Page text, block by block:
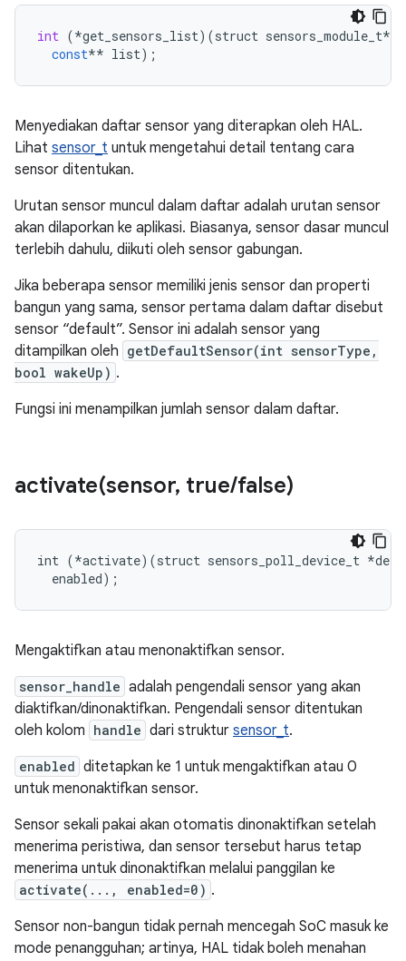
int (*get_sensors_list)(struct sensors_module_t*
const** list);
Menyediakan daftar sensor yang diterapkan oleh HAL.
Lihat sensor_t untuk mengetahui detail tentang cara
sensor ditentukan.
Urutan sensor muncul dalam daftar adalah urutan sensor
akan dilaporkan ke aplikasi. Biasanya, sensor dasar muncul
terlebih dahulu, diikuti oleh sensor gabungan.
Jika beberapa sensor memiliki jenis sensor dan properti
bangun yang sama, sensor pertama dalam daftar disebut
sensor “default”. Sensor ini adalah sensor yang
ditampilkan oleh getDefaultSensor(int sensorType,
bool wakeUp) .
Fungsi ini menampilkan jumlah sensor dalam daftar.
activate(sensor, true/false)
int (*activate)(struct sensors_poll_device_t
  enabled);
Mengaktifkan atau menonaktifkan sensor.
sensor_handle adalah pengendali sensor yang akan
diaktifkan/dinonaktifkan. Pengendali sensor ditentukan
oleh kolom handle dari struktur sensor_t.
enabled ditetapkan ke 1 untuk mengaktifkan atau 0
untuk menonaktifkan sensor.
Sensor sekali pakai akan otomatis dinonaktifkan setelah
menerima peristiwa, dan sensor tersebut harus tetap
menerima untuk dinonaktifkan melalui panggilan ke
activate(..., enabled=0) .
Sensor non-bangun tidak pernah mencegah SoC masuk ke
mode penangguhan; artinya, HAL tidak boleh menahan